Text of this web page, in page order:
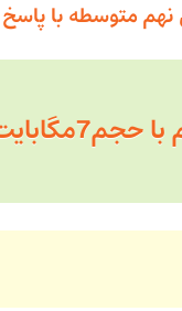
نهم متوسطه با پاسخ